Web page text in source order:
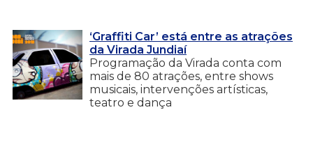
‘Graffiti Car’ está entre as atrações
da Virada Jundiaí
Programação da Virada conta com
mais de 80 atrações, entre shows
musicais, intervenções artísticas,
teatro e dança